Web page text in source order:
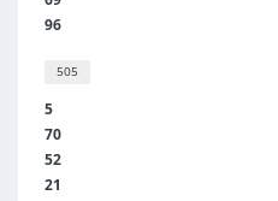
96
505
5
70
52
21